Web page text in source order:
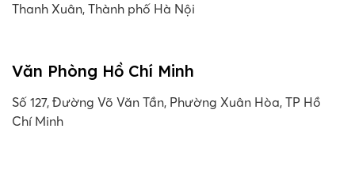
Thanh Xuân, Thành phố Hà Nội
Văn Phòng Hồ Chí Minh
Số 127, Đường Võ Văn Tần, Phường Xuân Hòa, TP Hồ
Chí Minh